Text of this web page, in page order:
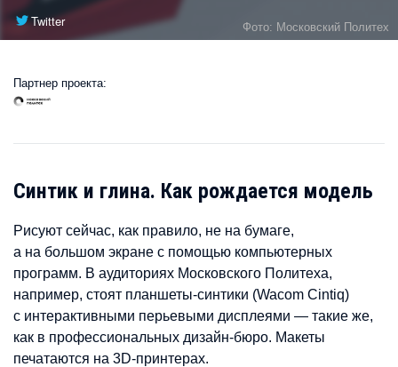
Twitter
Фото: Московский Политех
Партнер проекта:
Синтик и глина. Как рождается модель
Рисуют сейчас, как правило, не на бумаге,
а на большом экране с помощью компьютерных
программ. В аудиториях Московского Политеха,
например, стоят планшеты-синтики (Wacom Cintiq)
с интерактивными перьевыми дисплеями — такие же,
как в профессиональных дизайн-бюро. Макеты
печатаются на 3D-принтерах.